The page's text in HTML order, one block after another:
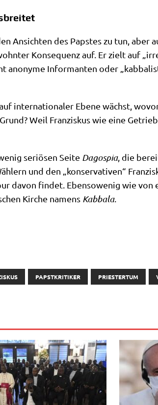
Ansich­ten des Pap­stes zu tun, aber
Kon­se­quenz auf. Er zielt auf
anony­me Infor­man­ten oder
inter­na­tio­na­ler Ebe­ne wächst,
Weil Fran­zis­kus wie eine
seriö­sen Sei­te Dagos­pia, die
und den „kon­ser­va­ti­ven“
davon fin­det. Eben­so­we­nig wie von
Kir­che namens Kab­ba­la.
PAPSTKRITIKER PRIESTERTUM